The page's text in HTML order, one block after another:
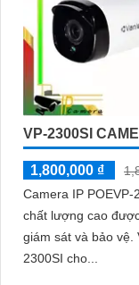
VP-2300SI
1,800,000 ₫
Camera IP
chất lượng cao
giám sát và bảo vệ. Với công nghệ độ phân giải cao, POEVP-
2300SI cho...